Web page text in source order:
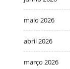
maio 2026
abril 2026
março 2026